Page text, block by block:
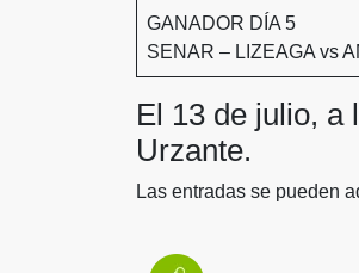
GANADOR DÍA 5
SENAR – LIZEAGA vs
El 13 de julio, a
Urzante.
Las entradas se pueden